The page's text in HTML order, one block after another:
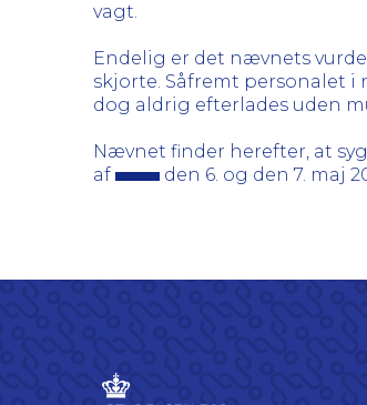
vagt.
Endelig er det nævnets
skjorte. Såfremt personalet
dog aldrig efterlades uden
Nævnet finder herefter, at
af
den 6. og den 7. maj